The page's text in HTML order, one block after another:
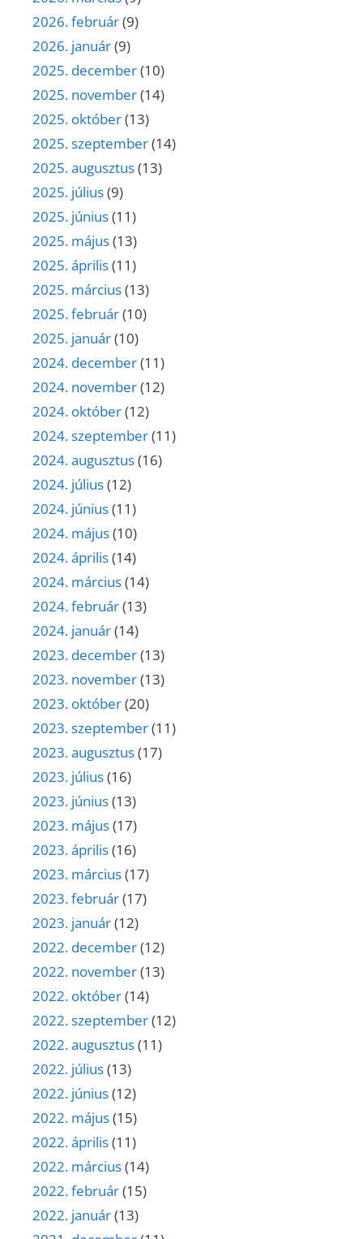
2026. február(9)
2026. január(9)
2025. december(10)
2025. november(14)
2025. október(13)
2025. szeptember(14)
2025. augusztus(13)
2025. július(9)
2025. június(11)
2025. május(13)
2025. április(11)
2025. március(13)
2025. február(10)
2025. január(10)
2024. december(11)
2024. november(12)
2024. október(12)
2024. szeptember(11)
2024. augusztus(16)
2024. július(12)
2024. június(11)
2024. május(10)
2024. április(14)
2024. március(14)
2024. február(13)
2024. január(14)
2023. december(13)
2023. november(13)
2023. október(20)
2023. szeptember(11)
2023. augusztus(17)
2023. július(16)
2023. június(13)
2023. május(17)
2023. április(16)
2023. március(17)
2023. február(17)
2023. január(12)
2022. december(12)
2022. november(13)
2022. október(14)
2022. szeptember(12)
2022. augusztus(11)
2022. július(13)
2022. június(12)
2022. május(15)
2022. április(11)
2022. március(14)
2022. február(15)
2022. január(13)